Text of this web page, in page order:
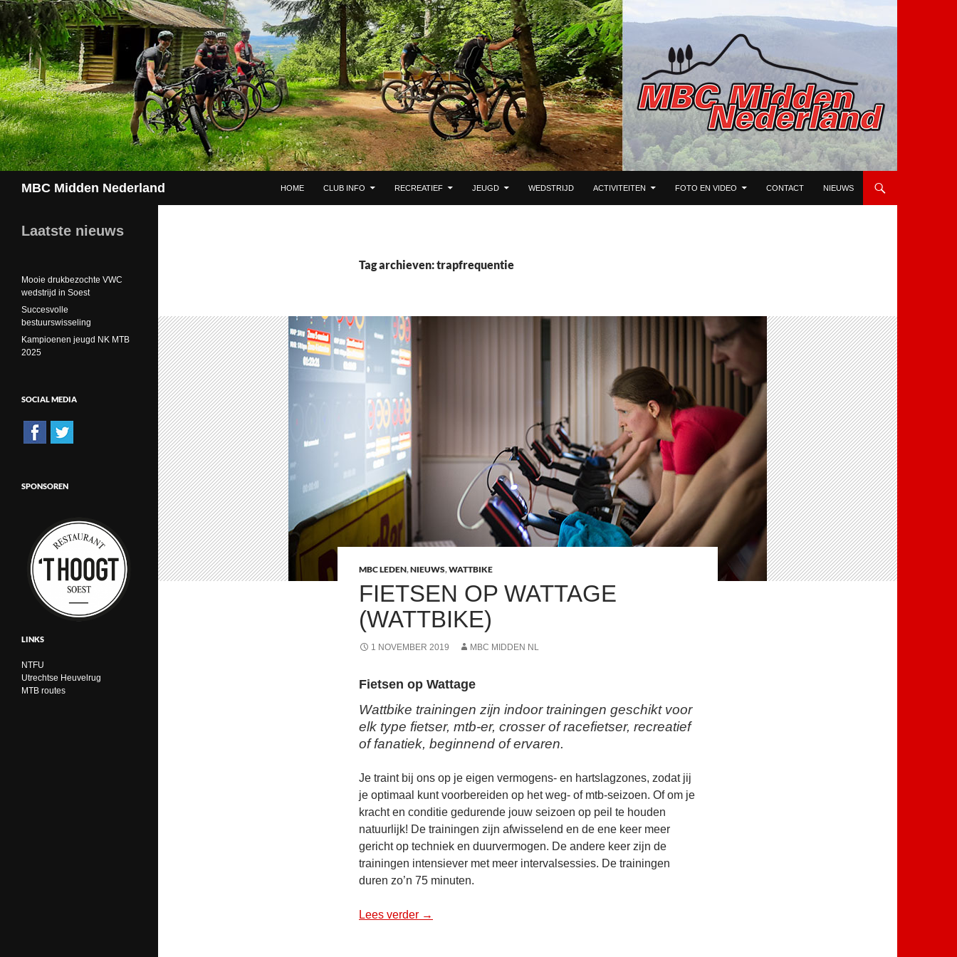
MBC Midden Nederland
HOME
CLUB INFO RECREATIEF JEUGD WEDSTRIJD ACTIVITEITEN FOTO EN VIDEO CONTACT NIEUWS
Tag archieven: trapfrequentie
MBC LEDEN,NIEUWS,WATTBIKE
FIETSEN OP WATTAGE
(WATTBIKE)
1 NOVEMBER 2019 MBC MIDDEN NL
Fietsen op Wattage
Wattbike trainingen zijn indoor trainingen geschikt voor
elk type fietser, mtb-er, crosser of racefietser, recreatief
of fanatiek, beginnend of ervaren.
Je traint bij ons op je eigen vermogens- en hartslagzones, zodat jij
je optimaal kunt voorbereiden op het weg- of mtb-seizoen. Of om je
kracht en conditie gedurende jouw seizoen op peil te houden
natuurlijk! De trainingen zijn afwisselend en de ene keer meer
gericht op techniek en duurvermogen. De andere keer zijn de
trainingen intensiever met meer intervalsessies. De trainingen
duren zo’n 75 minuten.
Lees verder Fietsen op Wattage (Wattbike)
→
Laatste nieuws
Mooie drukbezochte VWC
wedstrijd in Soest
Succesvolle
bestuurswisseling
Kampioenen jeugd NK MTB
2025
SOCIAL MEDIA
SPONSOREN
LINKS
NTFU
Utrechtse Heuvelrug
MTB routes